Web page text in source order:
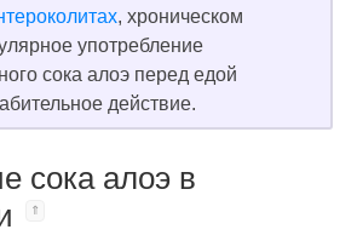
, хроническом
употребление
сока алоэ перед едой
действие.
сока алоэ в